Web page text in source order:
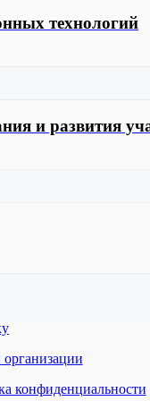
технологий
и развития
организации
конфиденциальности